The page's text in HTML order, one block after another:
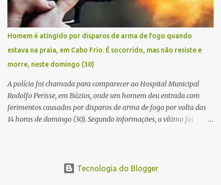
político.
Homem é atingido por disparos de arma de fogo quando
estava na praia, em Cabo Frio. É socorrido, mas não resiste e
morre, neste domingo (30)
A polícia foi chamada para comparecer ao Hospital Municipal
Rodolfo Perisse, em Búzios, onde um homem deu entrada com
ferimentos causados por disparos de arma de fogo por volta das
14 horas de domingo (30). Segundo informações, a vítima foi
que também frequentavam o local . O homem foi atingido no
Tecnologia do Blogger